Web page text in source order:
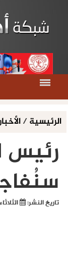
الرئيسية/
رئيس
تاريخ النشر: الثلاثاء 12/05/2026